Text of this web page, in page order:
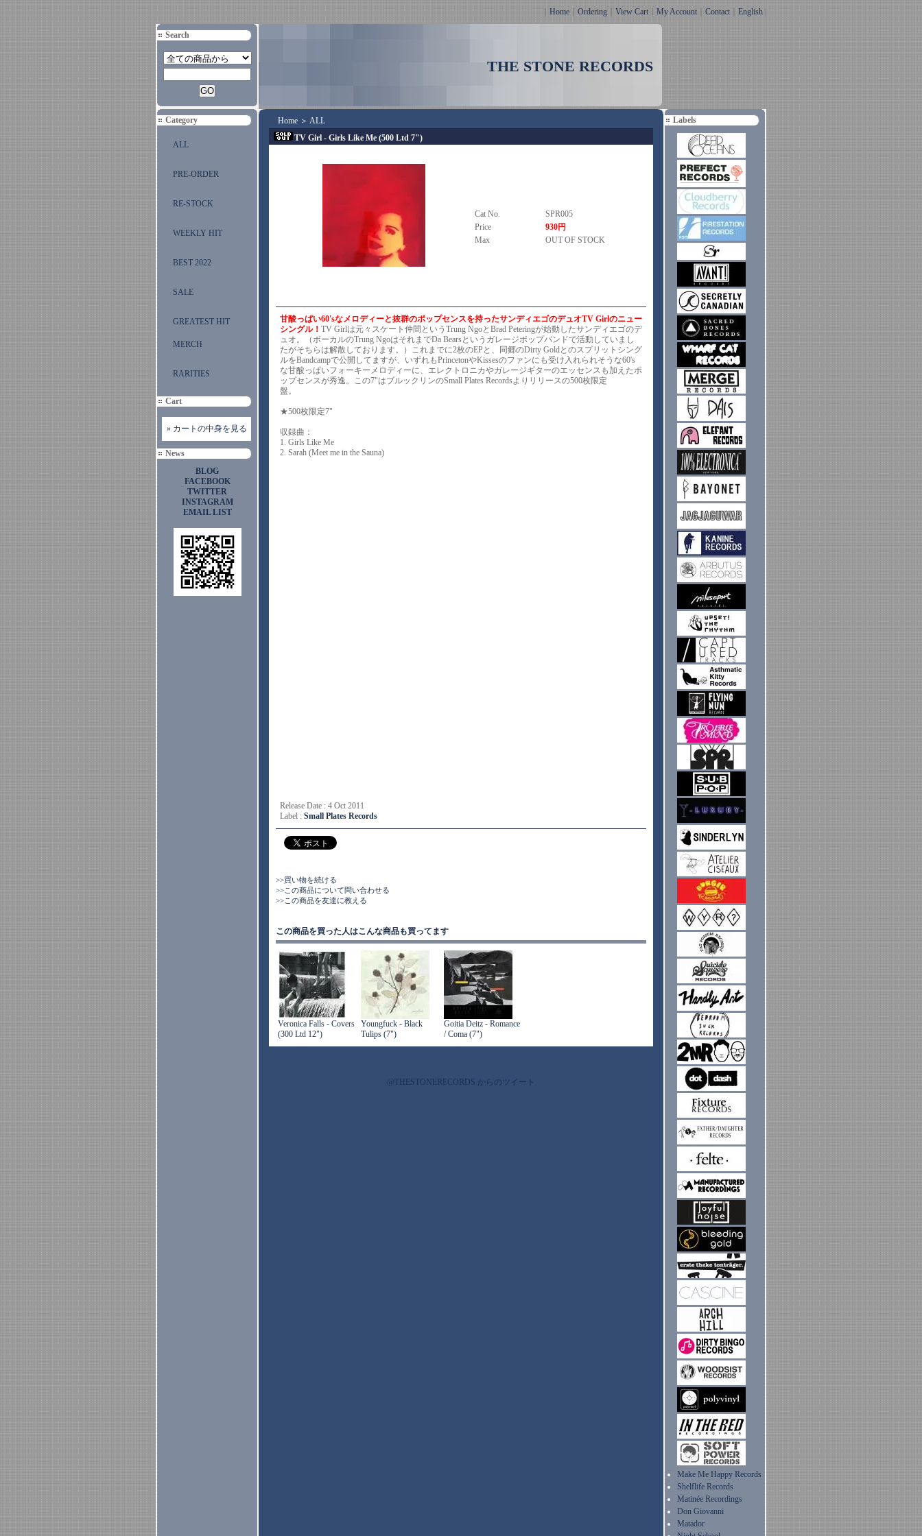
Home Ordering View Cart My Account Contact English
Search
THE STONE RECORDS
Category
ALL
PRE-ORDER
RE-STOCK
WEEKLY HIT
BEST 2022
SALE
GREATEST HIT
MERCH
RARITIES
Cart
» カートの中身を見る
News
BLOG
FACEBOOK
TWITTER
INSTAGRAM
EMAIL LIST
Home ＞ ALL
TV Girl - Girls Like Me (500 Ltd 7")
Cat No.
SPR005
Price
930円
Max
OUT OF STOCK
甘酸っぱい60'sなメロディーと抜群のポップセンスを持ったサンディエゴのデュオTV Girlのニュー
シングル！ TV Girlは元々スケート仲間というTrung NgoとBrad Peteringが始動したサンディエゴのデ
ュオ。（ボーカルのTrung NgoはそれまでDa Bearsというガレージポップバンドで活動していまし
たがそちらは解散しております。）これまでに2枚のEPと、同郷のDirty Goldとのスプリットシング
ルをBandcampで公開してますが、いずれもPrincetonやKissesのファンにも受け入れられそうな60's
な甘酸っぱいフォーキーメロディーに、エレクトロニカやガレージギターのエッセンスも加えたポ
ップセンスが秀逸。この7"はブルックリンのSmall Plates Recordsよりリリースの500枚限定
盤。
★500枚限定7"
収録曲：
1. Girls Like Me
2. Sarah (Meet me in the Sauna)
Release Date : 4 Oct 2011
Label : Small Plates Records
>>買い物を続ける
>>この商品について問い合わせる
>>この商品を友達に教える
この商品を買った人はこんな商品も買ってます
Veronica Falls - Covers
(300 Ltd 12")
Youngfuck - Black
Tulips (7")
Goitia Deitz - Romance
/ Coma (7")
@THESTONERECORDS からのツイート
Labels
Make Me Happy Records
Shelflife Records
Matinée Recordings
Don Giovanni
Matador